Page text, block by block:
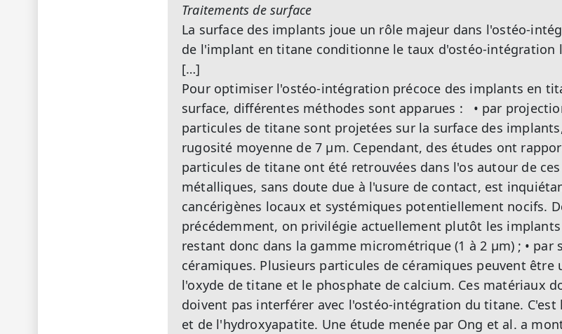
Traitements de surface
La surface des implants joue un rôle majeur dans l'ostéo-
de l'implant en titane conditionne le taux d'ostéo-intégration
[…]
Pour optimiser l'ostéo-intégration précoce des implants en
surface, différentes méthodes sont apparues :
• par
particules de titane sont projetées sur la surface des
rugosité moyenne de 7 μm. Cependant, des études ont
particules de titane ont été retrouvées dans l'os autour de
métalliques, sans doute due à l'usure de contact, est
cancérigènes locaux et systémiques potentiellement nocifs.
précédemment, on privilégie actuellement plutôt les
restant donc dans la gamme micrométrique (1 à 2 μm) ; • par
céramiques. Plusieurs particules de céramiques peuvent
l'oxyde de titane et le phosphate de calcium. Ces matériaux
doivent pas interférer avec l'ostéo-intégration du titane. C'est
et de l'hydroxyapatite. Une étude menée par Ong et al. a